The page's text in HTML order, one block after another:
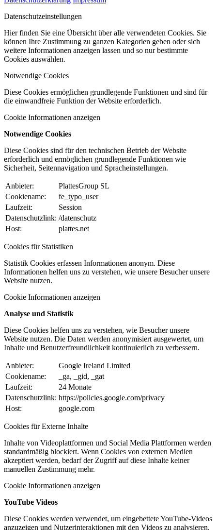
Datenschutzeinstellungen
Hier finden Sie eine Übersicht über alle verwendeten Cookies. Sie
können Ihre Zustimmung zu ganzen Kategorien geben oder sich
weitere Informationen anzeigen lassen und so nur bestimmte
Cookies auswählen.
Notwendige Cookies
Diese Cookies ermöglichen grundlegende Funktionen und sind für
die einwandfreie Funktion der Website erforderlich.
Cookie Informationen anzeigen
Notwendige Cookies
Diese Cookies sind für den technischen Betrieb der Website
erforderlich und ermöglichen grundlegende Funktionen wie
Sicherheit, Seitennavigation und Spracheinstellungen.
Anbieter:
PlattesGroup SL
Cookiename:
fe_typo_user
Laufzeit:
Session
Datenschutzlink: /datenschutz
Host:
plattes.net
Cookies für Statistiken
Statistik Cookies erfassen Informationen anonym. Diese
Informationen helfen uns zu verstehen, wie unsere Besucher unsere
Website nutzen.
Cookie Informationen anzeigen
Analyse und Statistik
Diese Cookies helfen uns zu verstehen, wie Besucher unsere
Website nutzen. Die Daten werden anonymisiert ausgewertet, um
Inhalte und Benutzerfreundlichkeit kontinuierlich zu verbessern.
Anbieter:
Google Ireland Limited
Cookiename:
_ga, _gid, _gat
Laufzeit:
24 Monate
Datenschutzlink: https://policies.google.com/privacy
Host:
google.com
Cookies für Externe Inhalte
Inhalte von Videoplattformen und Social Media Plattformen werden
standardmäßig blockiert. Wenn Cookies von externen Medien
akzeptiert werden, bedarf der Zugriff auf diese Inhalte keiner
manuellen Zustimmung mehr.
Cookie Informationen anzeigen
YouTube Videos
Diese Cookies werden verwendet, um eingebettete YouTube-Videos
anzuzeigen und Nutzerinteraktionen mit den Videos zu analysieren.